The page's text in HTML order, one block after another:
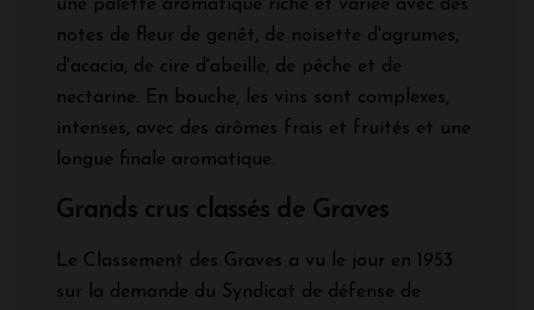
une palette aromatique riche et variée avec des
notes de fleur de genêt, de noisette d'agrumes,
d'acacia, de cire d'abeille, de pêche et de
nectarine. En bouche, les vins sont complexes,
intenses, avec des arômes frais et fruités et une
longue finale aromatique.
Grands crus classés de Graves
Le Classement des Graves a vu le jour en 1953
sur la demande du Syndicat de défense de